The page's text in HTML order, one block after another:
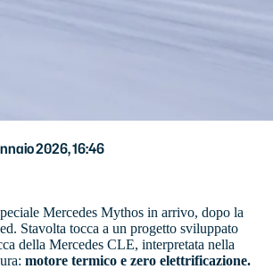
2026, 16:46
Mercedes Mythos in arrivo, dopo la
Stavolta tocca a un progetto sviluppato
della Mercedes CLE, interpretata nella
motore termico e zero elettrificazione.